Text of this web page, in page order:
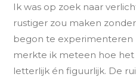
Ik was op zoek naar
rustiger zou maken
begon te experimenteren
merkte ik meteen hoe
letterlijk én figuurlijk. De